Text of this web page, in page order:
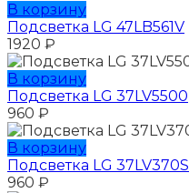
В корзину
Подсветка LG 47LB561V
1920 ₽
В корзину
Подсветка LG 37LV5500
960 ₽
В корзину
Подсветка LG 37LV370S
960 ₽